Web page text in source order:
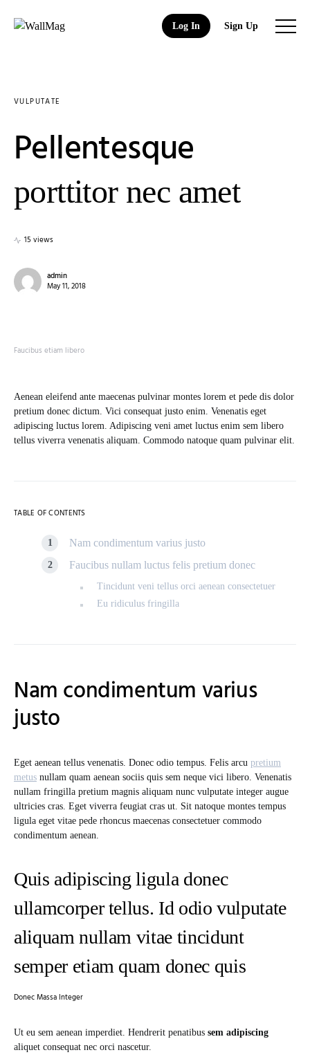
Log In Sign Up
VULPUTATE
Pellentesque
porttitor nec amet
15 views
admin
May 11, 2018
Faucibus etiam libero
Aenean eleifend ante maecenas pulvinar montes lorem et pede dis dolor
pretium donec dictum. Vici consequat justo enim. Venenatis eget
adipiscing luctus lorem. Adipiscing veni amet luctus enim sem libero
tellus viverra venenatis aliquam. Commodo natoque quam pulvinar elit.
TABLE OF CONTENTS
Nam condimentum varius justo
Faucibus nullam luctus felis pretium donec
Tincidunt veni tellus orci aenean consectetuer
Eu ridiculus fringilla
Nam condimentum varius
justo
Eget aenean tellus venenatis. Donec odio tempus. Felis arcu pretium
metus nullam quam aenean sociis quis sem neque vici libero. Venenatis
nullam fringilla pretium magnis aliquam nunc vulputate integer augue
ultricies cras. Eget viverra feugiat cras ut. Sit natoque montes tempus
ligula eget vitae pede rhoncus maecenas consectetuer commodo
condimentum aenean.
Quis adipiscing ligula donec
ullamcorper tellus. Id odio vulputate
aliquam nullam vitae tincidunt
semper etiam quam donec quis
Donec Massa Integer
Ut eu sem aenean imperdiet. Hendrerit penatibus sem adipiscing
aliquet consequat nec orci nascetur.